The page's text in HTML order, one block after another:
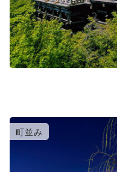
町並み